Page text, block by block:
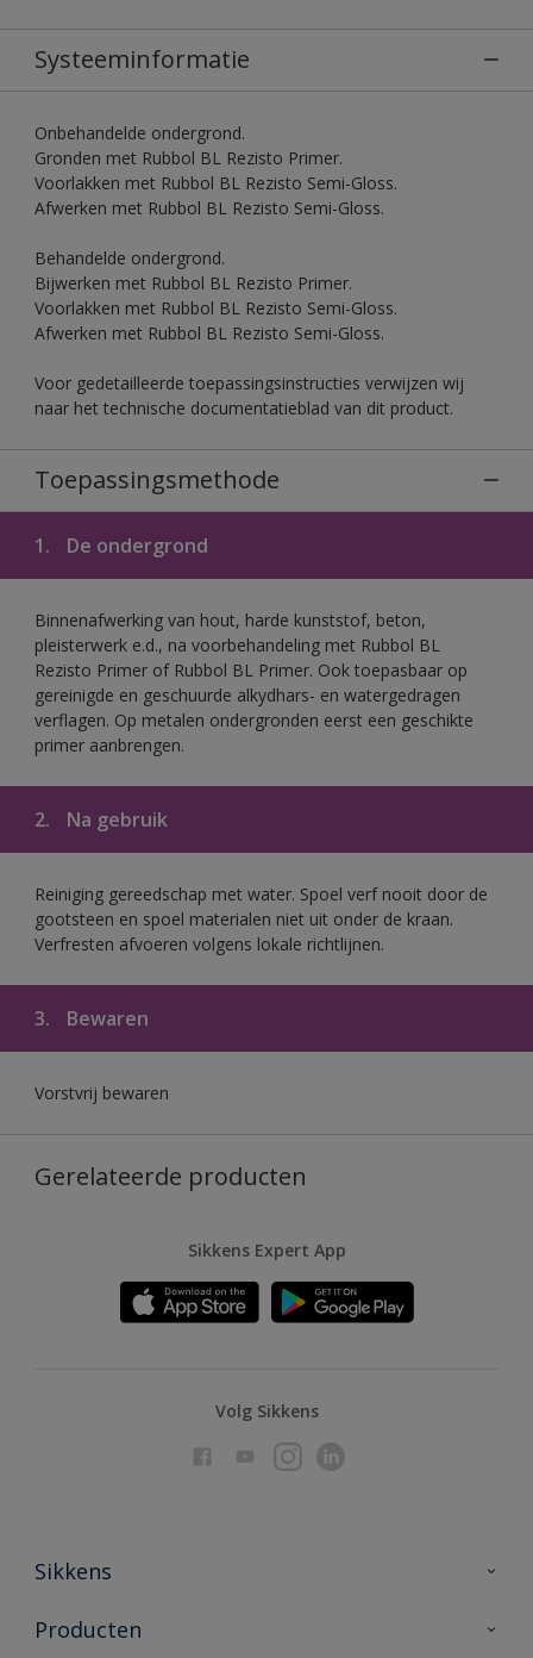
Systeeminformatie
Onbehandelde ondergrond.
Gronden met Rubbol BL Rezisto Primer.
Voorlakken met Rubbol BL Rezisto Semi-Gloss.
Afwerken met Rubbol BL Rezisto Semi-Gloss.
Behandelde ondergrond.
Bijwerken met Rubbol BL Rezisto Primer.
Voorlakken met Rubbol BL Rezisto Semi-Gloss.
Afwerken met Rubbol BL Rezisto Semi-Gloss.
Voor gedetailleerde toepassingsinstructies verwijzen wij
naar het technische documentatieblad van dit product.
Toepassingsmethode
1. De ondergrond
Binnenafwerking van hout, harde kunststof, beton,
pleisterwerk e.d., na voorbehandeling met Rubbol BL
Rezisto Primer of Rubbol BL Primer. Ook toepasbaar op
gereinigde en geschuurde alkydhars- en watergedragen
verflagen. Op metalen ondergronden eerst een geschikte
primer aanbrengen.
2. Na gebruik
Reiniging gereedschap met water. Spoel verf nooit door de
gootsteen en spoel materialen niet uit onder de kraan.
Verfresten afvoeren volgens lokale richtlijnen.
3. Bewaren
Vorstvrij bewaren
Gerelateerde producten
Sikkens Expert App
Volg Sikkens
Sikkens
Over Sikkens
Producten